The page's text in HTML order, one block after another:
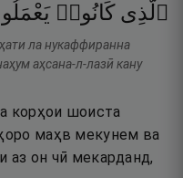
ٱلَّذِى كَانُوا۟
ла нукаффиранна
аҳсана-л-лазӣ кану
корҳои шоиста
маҳв мекунем ва
аз он чӣ мекарданд,